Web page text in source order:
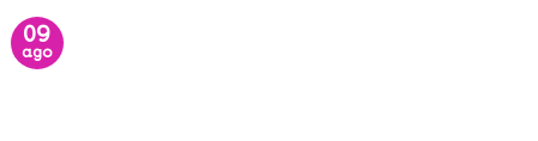
09
ago